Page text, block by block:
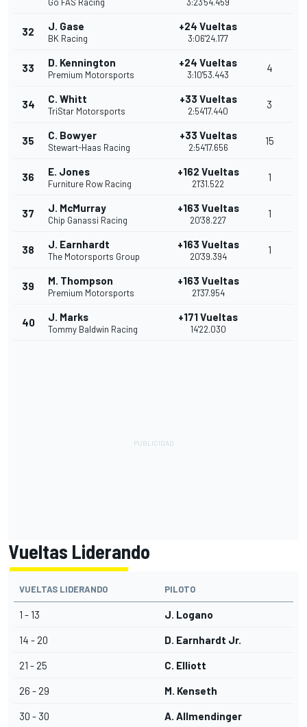
32 J. Gase
BK Racing
+24 Vueltas
3:06'24.177
33 D. Kennington
Premium Motorsports
+24 Vueltas
3:10'53.443
4
34 C. Whitt
TriStar Motorsports
+33 Vueltas
2:54'17.440
3
35 C. Bowyer
Stewart-Haas Racing
+33 Vueltas
2:54'17.656
15
36 E. Jones
Furniture Row Racing
+162 Vueltas
21'31.522
1
37 J. McMurray
Chip Ganassi Racing
+163 Vueltas
20'38.227
1
38 J. Earnhardt
The Motorsports Group
+163 Vueltas
20'39.394
1
39 M. Thompson
Premium Motorsports
+163 Vueltas
21'37.954
40 J. Marks
Tommy Baldwin Racing
+171 Vueltas
14'22.030
Vueltas Liderando
VUELTAS LIDERANDO PILOTO
1 - 13 J. Logano
14 - 20 D. Earnhardt Jr.
21 - 25 C. Elliott
26 - 29 M. Kenseth
30 - 30 A. Allmendinger